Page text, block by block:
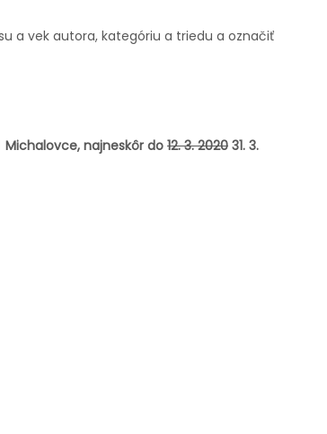
a vek autora, kategóriu a triedu a označiť
Michalovce, najneskôr do 12. 3. 2020 31. 3.